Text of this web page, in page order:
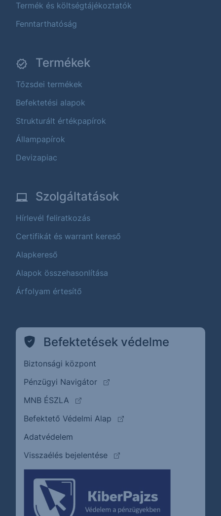
Termék és költségtájékoztatók
Fenntarthatóság
Termékek
Tőzsdei termékek
Befektetési alapok
Strukturált értékpapírok
Állampapírok
Devizapiac
Szolgáltatások
Hírlevél feliratkozás
Certifikát és warrant kereső
Alapkereső
Alapok összehasonlítása
Árfolyam értesítő
Befektetések védelme
Biztonsági központ
Pénzügyi Navigátor
(külső oldalra ugrik)
MNB ÉSZLA
(külső oldalra ugrik)
Befektető Védelmi Alap
(külső oldalra ugrik)
Adatvédelem
Visszaélés bejelentése
(külső oldalra ugrik)